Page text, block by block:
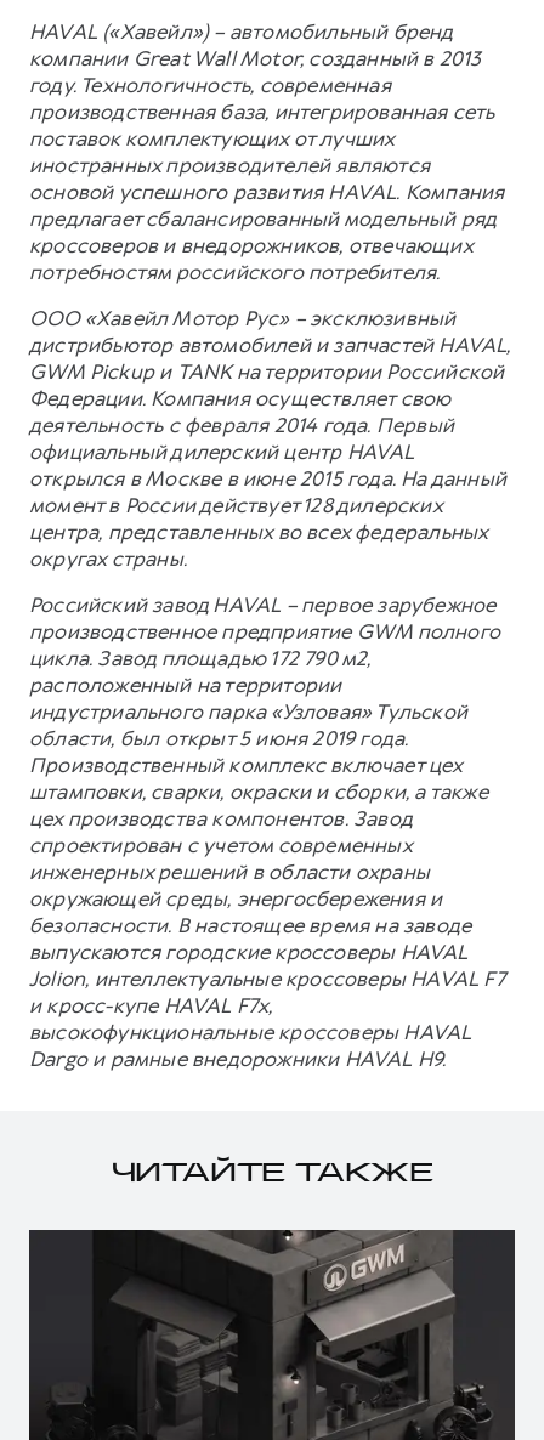
HAVAL («Хавейл») – автомобильный бренд
компании Great Wall Motor, созданный в 2013
году. Технологичность, современная
производственная база, интегрированная сеть
поставок комплектующих от лучших
иностранных производителей являются
основой успешного развития HAVAL. Компания
предлагает сбалансированный модельный ряд
кроссоверов и внедорожников, отвечающих
потребностям российского потребителя.
ООО «Хавейл Мотор Рус» – эксклюзивный
дистрибьютор автомобилей и запчастей HAVAL,
GWM Pickup и TANK на территории Российской
Федерации. Компания осуществляет свою
деятельность с февраля 2014 года. Первый
официальный дилерский центр HAVAL
открылся в Москве в июне 2015 года. На данный
момент в России действует 128 дилерских
центра, представленных во всех федеральных
округах страны.
Российский завод HAVAL – первое зарубежное
производственное предприятие GWM полного
цикла. Завод площадью 172 790 м2,
расположенный на территории
индустриального парка «Узловая» Тульской
области, был открыт 5 июня 2019 года.
Производственный комплекс включает цех
штамповки, сварки, окраски и сборки, а также
цех производства компонентов. Завод
спроектирован с учетом современных
инженерных решений в области охраны
окружающей среды, энергосбережения и
безопасности. В настоящее время на заводе
выпускаются городские кроссоверы HAVAL
Jolion, интеллектуальные кроссоверы HAVAL F7
и кросс-купе HAVAL F7x,
высокофункциональные кроссоверы HAVAL
Dargo и рамные внедорожники HAVAL H9.
ЧИТАЙТЕ ТАКЖЕ